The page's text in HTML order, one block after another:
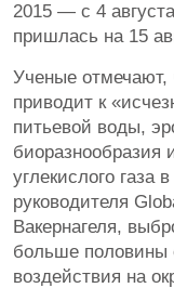
2015 — с 4
пришлась на 15
Ученые отмечают,
приводит к
питьевой воды,
биоразнообразия
углекислого газа
руководителя
Вакернагеля,
больше половины
воздействия на